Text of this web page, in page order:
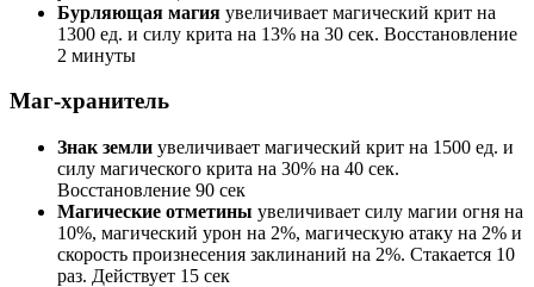
Бурляющая магия увеличивает магический крит на
1300 ед. и силу крита на 13% на 30 сек. Восстановление
2 минуты
Маг-хранитель
Знак земли увеличивает магический крит на 1500 ед. и
силу магического крита на 30% на 40 сек.
Восстановление 90 сек
Магические отметины увеличивает силу магии огня на
10%, магический урон на 2%, магическую атаку на 2% и
скорость произнесения заклинаний на 2%. Стакается 10
раз. Действует 15 сек